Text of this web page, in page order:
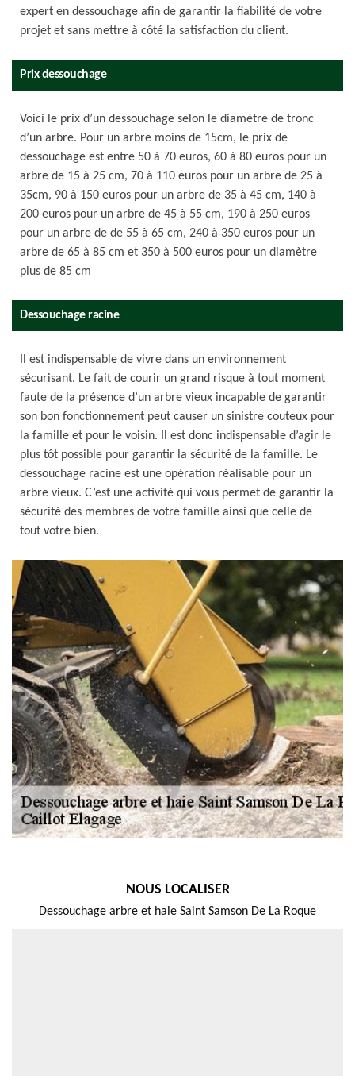
expert en dessouchage afin de garantir la fiabilité de votre
projet et sans mettre à côté la satisfaction du client.
Prix dessouchage
Voici le prix d’un dessouchage selon le diamètre de tronc
d’un arbre. Pour un arbre moins de 15cm, le prix de
dessouchage est entre 50 à 70 euros, 60 à 80 euros pour un
arbre de 15 à 25 cm, 70 à 110 euros pour un arbre de 25 à
35cm, 90 à 150 euros pour un arbre de 35 à 45 cm, 140 à
200 euros pour un arbre de 45 à 55 cm, 190 à 250 euros
pour un arbre de de 55 à 65 cm, 240 à 350 euros pour un
arbre de 65 à 85 cm et 350 à 500 euros pour un diamètre
plus de 85 cm
Dessouchage racine
Il est indispensable de vivre dans un environnement
sécurisant. Le fait de courir un grand risque à tout moment
faute de la présence d’un arbre vieux incapable de garantir
son bon fonctionnement peut causer un sinistre couteux pour
la famille et pour le voisin. Il est donc indispensable d’agir le
plus tôt possible pour garantir la sécurité de la famille. Le
dessouchage racine est une opération réalisable pour un
arbre vieux. C’est une activité qui vous permet de garantir la
sécurité des membres de votre famille ainsi que celle de
tout votre bien.
NOUS LOCALISER
Dessouchage arbre et haie Saint Samson De La Roque